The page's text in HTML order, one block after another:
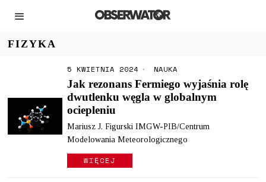
FIZYKA
5 KWIETNIA 2024 NAUKA
Jak rezonans Fermiego wyjaśnia rolę
dwutlenku węgla w globalnym
ociepleniu
Mariusz J. Figurski IMGW-PIB/Centrum
Modelowania Meteorologicznego
WIĘCEJ